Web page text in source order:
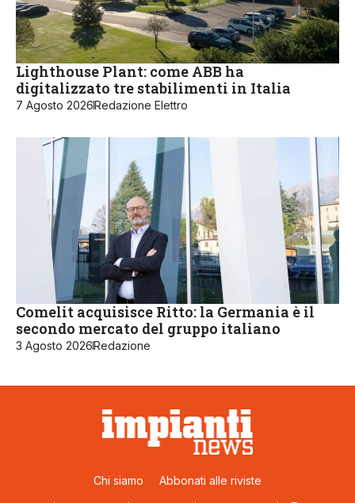
Lighthouse Plant: come ABB ha
digitalizzato tre stabilimenti in Italia
7 Agosto 2026Redazione Elettro
Comelit acquisisce Ritto: la Germania è il
secondo mercato del gruppo italiano
3 Agosto 2026Redazione
Chi siamo Abbonati alle riviste